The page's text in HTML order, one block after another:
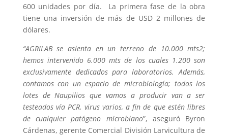
600 unidades por día. La primera fase de la obra
tiene una inversión de más de USD 2 millones de
dólares.
“AGRILAB se asienta en un terreno de 10.000 mts2;
hemos intervenido 6.000 mts de los cuales 1.200 son
exclusivamente dedicados para laboratorios. Además,
contamos con un espacio de microbiología; todos los
lotes de Naupilios que vamos a producir van a ser
testeados vía PCR, virus varios, a fin de que estén libres
de cualquier patógeno microbiano”, aseguró Byron
Cárdenas, gerente Comercial División Larvicultura de